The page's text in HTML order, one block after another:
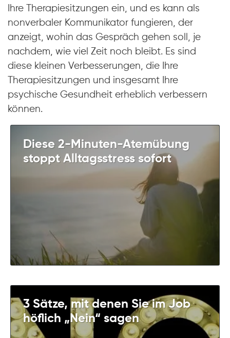
Ihre Therapiesitzungen ein, und es kann als
nonverbaler Kommunikator fungieren, der
anzeigt, wohin das Gespräch gehen soll, je
nachdem, wie viel Zeit noch bleibt. Es sind
diese kleinen Verbesserungen, die Ihre
Therapiesitzungen und insgesamt Ihre
psychische Gesundheit erheblich verbessern
können.
Diese 2-Minuten-Atemübung
stoppt Alltagsstress sofort
3 Sätze, mit denen Sie im Job
höflich „Nein“ sagen